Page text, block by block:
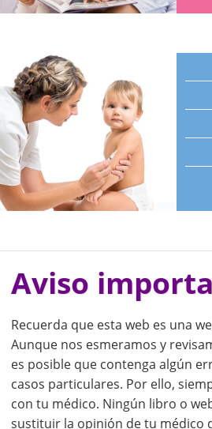
Aviso
Recuerda que esta web es una
Aunque nos esmeramos y
es posible que contenga algún
casos particulares. Por ello,
con tu médico. Ningún libro o
sustituir la opinión de tu médico